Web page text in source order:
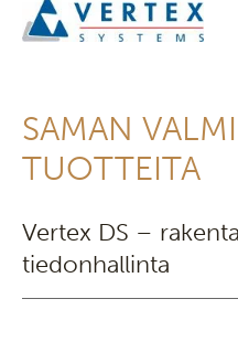
SAMAN
TUOTTEITA
Vertex DS –
tiedonhallinta